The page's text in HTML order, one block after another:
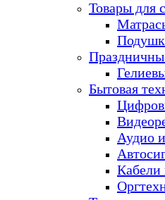
Товары для
Бытовая
Аудио
Кабели